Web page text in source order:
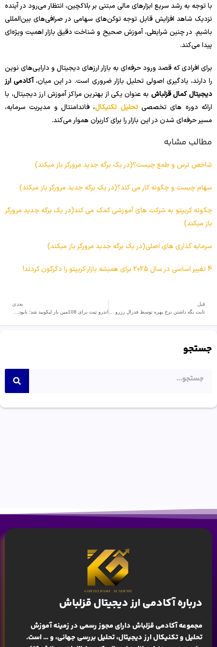
با توجه به رشد سریع ابزارهای مالی مبتنی بر بلاکچین، انتظار می‌رود در آینده
نزدیک شاهد افزایش قابل توجه توکن‌های سهامی در صرافی‌های بین‌المللی
باشیم. در چنین شرایطی، آموزش صحیح و شناخت دقیق بازار اهمیت ویژه‌ای
پیدا می‌کند.
برای افرادی که قصد ورود حرفه‌ای به بازار ارزهای دیجیتال و دارایی‌های نوین
را دارند، یادگیری اصولی تحلیل بازار ضروری است. در این میان،آکادمی ارز
دیجیتال کمال قزلباش به عنوان یکی از بهترین مراکز آموزش ارز دیجیتال، با
ارائه دوره‌ های تخصصیتحلیل تکنیکال، فاندامنتال و مدیریت سرمایه،
مسیر حرفه‌ای شدن در این بازار را برای کاربران هموار می‌کند.
مطالب مشابه
شاخص ترس و طمع چیست؟(در یک برگه جدید مرورگر باز میکند)
سهام چیست و چگونه کار می کند؟(در یک برگه جدید مرورگر باز میکند)
چگونه کریپتو به شرکت های آموزشی کمک می کند(در یک برگه جدید مرورگر
باز میکند)
سرمایه گذاری های اصلی(در یک برگه جدید مرورگر باز میکند)
4 تغییر اساسی در سال 2025 برای همیشه بازار کریپتو را دگرگون کردند!
قبل بعدی
جستجو
درباره آکادمی ارز دیجیتال قزلباش
مجموعه آکادمی قزلباش دارای مجوز رسمی در زمینهآموزش
تحلیل و تکنیکال ارز دیجیتال، تحلیل بررسی جهانی، و … است.